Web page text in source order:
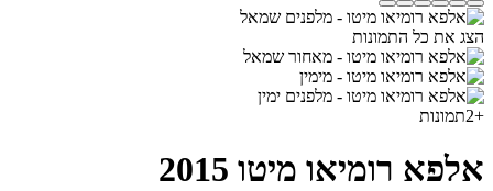
הצג את כל התמונות
+
2תמונות
אלפא רומיאו מיטו 2015